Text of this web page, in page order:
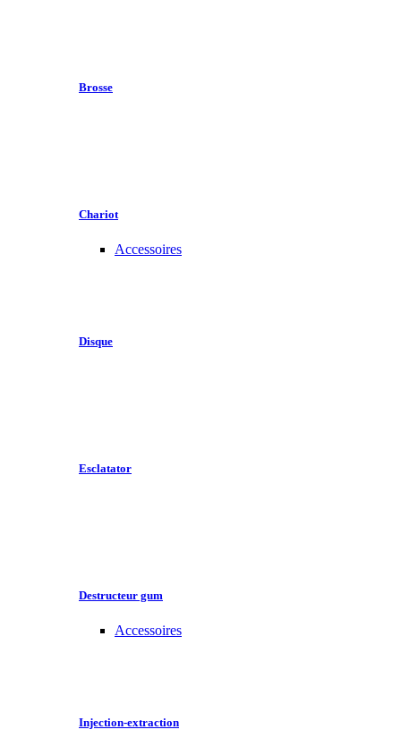
Brosse
Chariot
Accessoires
Disque
Esclatator
Destructeur gum
Accessoires
Injection-extraction